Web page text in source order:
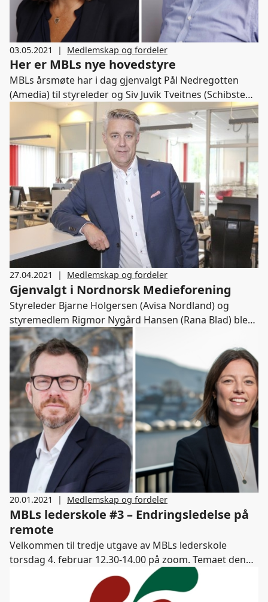
03.05.2021 | Medlemskap og fordeler
Her er MBLs nye hovedstyre
MBLs årsmøte har i dag gjenvalgt Pål Nedregotten
(Amedia) til styreleder og Siv Juvik Tveitnes (Schibsted)
som nestleder. Lise Dahl Kaartinen (Amedia) er innvalgt
som nytt styremedlem.
27.04.2021 | Medlemskap og fordeler
Gjenvalgt i Nordnorsk Medieforening
Styreleder Bjarne Holgersen (Avisa Nordland) og
styremedlem Rigmor Nygård Hansen (Rana Blad) ble
gjenvalgt for to år under årsmøtet i Nordnorsk
Medieforening 22. april.
20.01.2021 | Medlemskap og fordeler
MBLs lederskole #3 – Endringsledelse på
remote
Velkommen til tredje utgave av MBLs lederskole
torsdag 4. februar 12.30-14.00 på zoom. Temaet denne
gang er "Endringsledelse på remote?"